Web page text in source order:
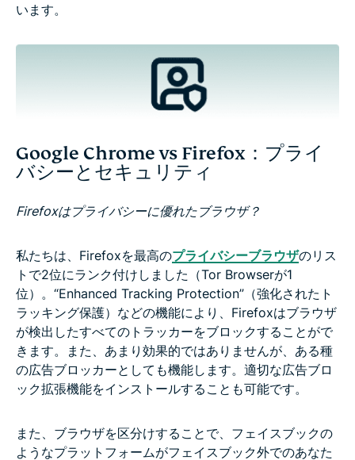
います。
Google Chrome vs Firefox：プライ
バシーとセキュリティ
Firefoxはプライバシーに優れたブラウザ？
私たちは、Firefoxを最高のプライバシーブラウザのリス
トで2位にランク付けしました（Tor Browserが1
位）。“Enhanced Tracking Protection”（強化されたト
ラッキング保護）などの機能により、Firefoxはブラウザ
が検出したすべてのトラッカーをブロックすることがで
きます。また、あまり効果的ではありませんが、ある種
の広告ブロッカーとしても機能します。適切な広告ブロ
ック拡張機能をインストールすることも可能です。
また、ブラウザを区分けすることで、フェイスブックの
ようなプラットフォームがフェイスブック外でのあなた